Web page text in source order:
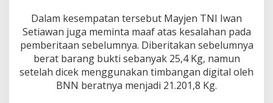
Dalam kesempatan tersebut Mayjen TNI Iwan
Setiawan juga meminta maaf atas kesalahan pada
pemberitaan sebelumnya. Diberitakan sebelumnya
berat barang bukti sebanyak 25,4 Kg, namun
setelah dicek menggunakan timbangan digital oleh
BNN beratnya menjadi 21.201,8 Kg.